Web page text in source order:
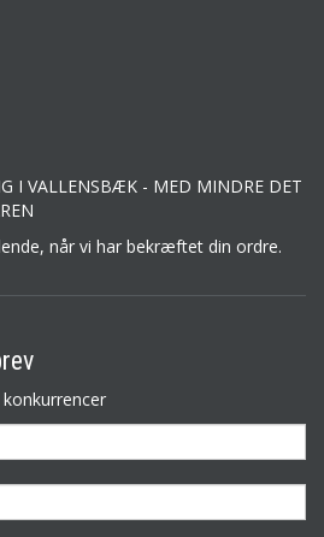
I VALLENSBÆK - MED MINDRE DET
når vi har bekræftet din ordre.